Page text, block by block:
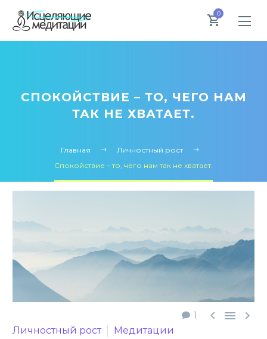
0
СПОКОЙСТВИЕ – ТО, ЧЕГО НАМ
ТАК НЕ ХВАТАЕТ.
Главная
Личностный рост
Спокойствие – то, чего нам так не хватает.
1   
Личностный рост
Медитации